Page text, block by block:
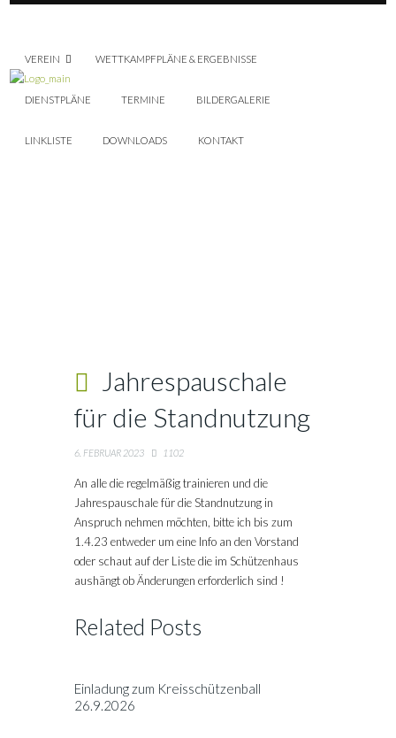
VEREIN WETTKAMPFPLÄNE & ERGEBNISSE
DIENSTPLÄNE TERMINE BILDERGALERIE
LINKLISTE DOWNLOADS KONTAKT
Jahrespauschale
für die Standnutzung
6. FEBRUAR 2023 1102
An alle die regelmäßig trainieren und die
Jahrespauschale für die Standnutzung in
Anspruch nehmen möchten, bitte ich bis zum
1.4.23 entweder um eine Info an den Vorstand
oder schaut auf der Liste die im Schützenhaus
aushängt ob Änderungen erforderlich sind !
Related Posts
Einladung zum Kreisschützenball
26.9.2026